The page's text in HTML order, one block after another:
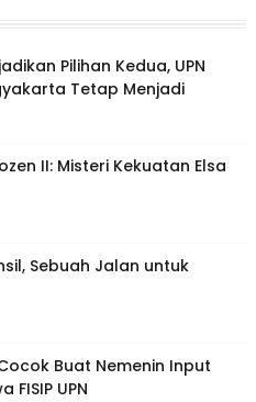
Pilihan Kedua, UPN
Tetap Menjadi
II: Misteri Kekuatan Elsa
Sebuah Jalan untuk
Buat Nemenin Input
FISIP UPN